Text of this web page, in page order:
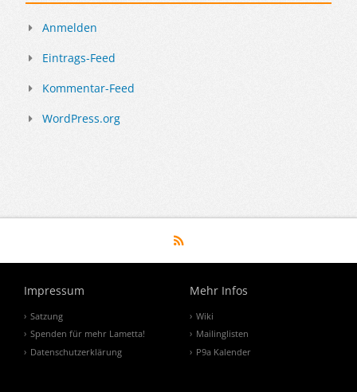
Anmelden
Eintrags-Feed
Kommentar-Feed
WordPress.org
Impressum
Satzung
Spenden für mehr Lametta!
Datenschutzerklärung
Mehr Infos
Wiki
Mailinglisten
P9a Kalender